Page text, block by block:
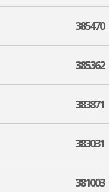
385470
385362
383871
383031
381003